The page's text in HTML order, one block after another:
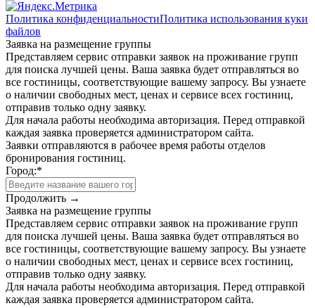
Политика конфиденциальностиПолитика использования куки
файлов
Заявка на размещение группы
Представляем сервис отправки заявок на проживание групп
для поиска лучшей цены. Ваша заявка будет отправляться во
все гостиницы, соответствующие вашему запросу. Вы узнаете
о наличии свободных мест, ценах и сервисе всех гостиниц,
отправив только одну заявку.
Для начала работы необходима авторизация. Перед отправкой
каждая заявка проверяется администратором сайта.
Заявки отправляются в рабочее время работы отделов
бронирования гостиниц.
Город:*
Продолжить →
Заявка на размещение группы
Представляем сервис отправки заявок на проживание групп
для поиска лучшей цены. Ваша заявка будет отправляться во
все гостиницы, соответствующие вашему запросу. Вы узнаете
о наличии свободных мест, ценах и сервисе всех гостиниц,
отправив только одну заявку.
Для начала работы необходима авторизация. Перед отправкой
каждая заявка проверяется администратором сайта.